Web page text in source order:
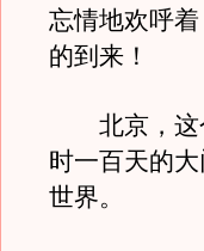
忘情地欢呼
的到来！
北京，这
时一百天的
世界。